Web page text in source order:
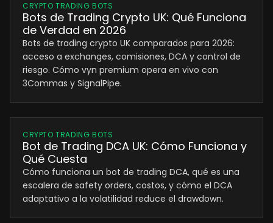
CRYPTO TRADING BOTS
Bots de Trading Crypto UK: Qué Funciona
de Verdad en 2026
Bots de trading crypto UK comparados para 2026:
acceso a exchanges, comisiones, DCA y control de
riesgo. Cómo vyn premium opera en vivo con
3Commas y SignalPipe.
CRYPTO TRADING BOTS
Bot de Trading DCA UK: Cómo Funciona y
Qué Cuesta
Cómo funciona un bot de trading DCA, qué es una
escalera de safety orders, costos, y cómo el DCA
adaptativo a la volatilidad reduce el drawdown.